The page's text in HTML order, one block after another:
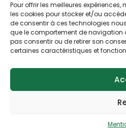
Pour offrir les meilleures
les cookies pour stocker et/ou
de consentir à ces technologies
que le comportement de navigation
pas consentir ou de retirer son
certaines caractéristiques et